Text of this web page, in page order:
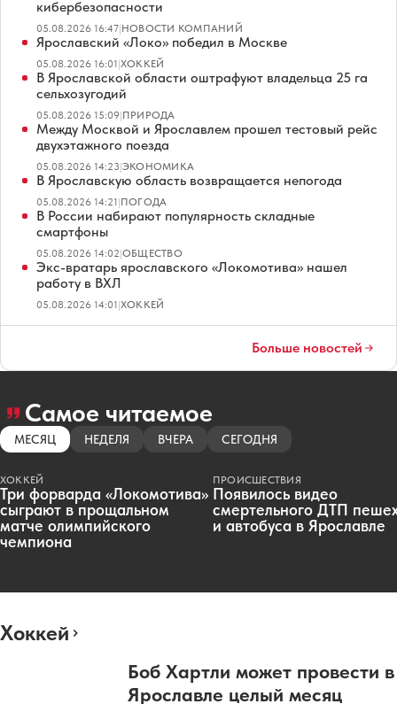
кибербезопасности
05.08.2026 16:47|НОВОСТИ КОМПАНИЙ
Ярославский «Локо» победил в Москве
05.08.2026 16:01|ХОККЕЙ
В Ярославской области оштрафуют владельца 25 га
сельхозугодий
05.08.2026 15:09|ПРИРОДА
Между Москвой и Ярославлем прошел тестовый рейс
двухэтажного поезда
05.08.2026 14:23|ЭКОНОМИКА
В Ярославскую область возвращается непогода
05.08.2026 14:21|ПОГОДА
В России набирают популярность складные
смартфоны
05.08.2026 14:02|ОБЩЕСТВО
Экс-вратарь ярославского «Локомотива» нашел
работу в ВХЛ
05.08.2026 14:01|ХОККЕЙ
Больше новостей
Самое читаемое
МЕСЯЦ НЕДЕЛЯ ВЧЕРА СЕГОДНЯ
ХОККЕЙ
Три форварда «Локомотива»
сыграют в прощальном
матче олимпийского
чемпиона
ПРОИСШЕСТВИЯ
Появилось видео
смертельного ДТП
и автобуса в Ярославле
Хоккей
Боб Хартли может провести в
Ярославле целый месяц